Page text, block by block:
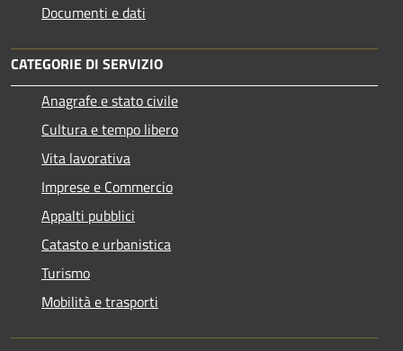
Documenti e dati
CATEGORIE DI SERVIZIO
Anagrafe e stato civile
Cultura e tempo libero
Vita lavorativa
Imprese e Commercio
Appalti pubblici
Catasto e urbanistica
Turismo
Mobilità e trasporti